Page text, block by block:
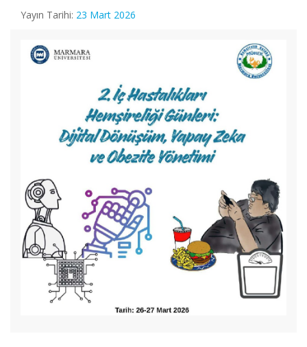
Yayın Tarihi: 23 Mart 2026
TEBRİK Doç.Dr.Gülten Okuroğlu
TEBRİK Doç.Dr.Fatma Nevin Şişman